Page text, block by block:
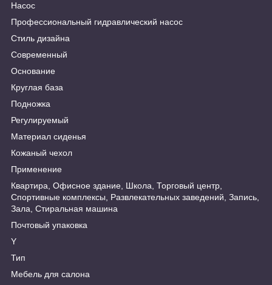
Насос
Профессиональный гидравлический насос
Стиль дизайна
Современный
Основание
Круглая база
Подножка
Регулируемый
Материал сиденья
Кожаный чехол
Применение
Квартира, Офисное здание, Школа, Торговый центр,
Спортивные комплексы, Развлекательных заведений, Запись,
Зала, Стиральная машина
Почтовый упаковка
Y
Тип
Мебель для салона